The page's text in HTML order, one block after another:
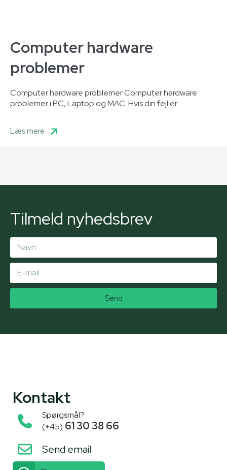
Computer hardware
problemer
Computer hardware problemer Computer hardware
problemer i PC, Laptop og MAC. Hvis din fejl er
Læs mere
Tilmeld nyhedsbrev
Send
Kontakt
Spørgsmål?
(+45) 61 30 38 66
Send email